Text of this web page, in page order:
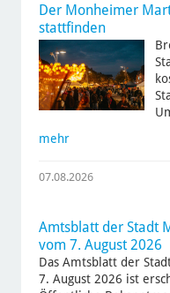
Der Monheimer
stattfinden
mehr
07.08.2026
Amtsblatt der Stadt
vom 7. August 2026
Das Amtsblatt der
7. August 2026 ist